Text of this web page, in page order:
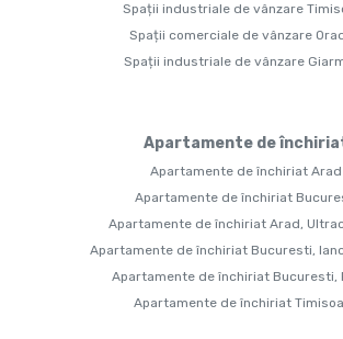
Spații industriale de vânzare
Spații comerciale de vânzare
Spații industriale de vânzare
Apartamente de
Apartamente de închiriat Arad
Apartamente de închiriat
Apartamente de închiriat Arad,
Apartamente de închiriat Bucuresti,
Apartamente de închiriat Bucuresti,
Apartamente de închiriat